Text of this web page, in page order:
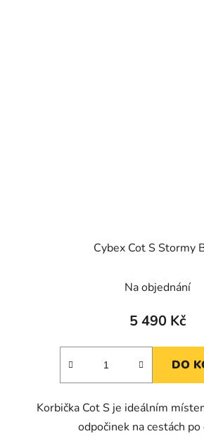
Cybex Cot S Stormy
Na objednání
5 490 Kč
DO
Korbička Cot S je ideálním
odpočinek na cestách po